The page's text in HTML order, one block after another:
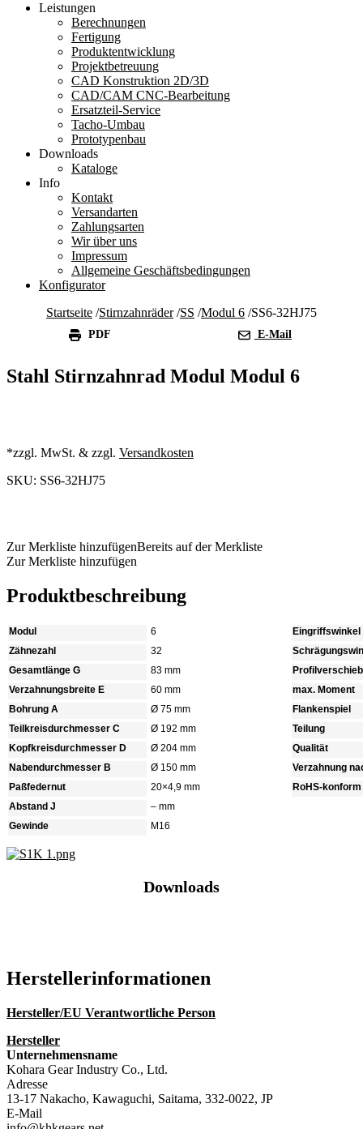
Leistungen
Berechnungen
Fertigung
Produktentwicklung
Projektbetreuung
CAD Konstruktion 2D/3D
CAD/CAM CNC-Bearbeitung
Ersatzteil-Service
Tacho-Umbau
Prototypenbau
Downloads
Kataloge
Info
Kontakt
Versandarten
Zahlungsarten
Wir über uns
Impressum
Allgemeine Geschäftsbedingungen
Konfigurator
Startseite /Stirnzahnräder/SS /Modul 6 /SS6-32HJ75
PDF E-Mail
Stahl Stirnzahnrad Modul Modul 6
*zzgl. MwSt. & zzgl. Versandkosten
SKU: SS6-32HJ75
Zur Merkliste hinzufügenBereits auf der Merkliste
Zur Merkliste hinzufügen
Produktbeschreibung
Modul
6
Zähnezahl
32
Gesamtlänge G
83 mm
Verzahnungsbreite E
60 mm
Bohrung A
Ø 75 mm
Teilkreisdurchmesser C
Ø 192 mm
Kopfkreisdurchmesser D
Ø 204 mm
Nabendurchmesser B
Ø 150 mm
Paßfedernut
20×4,9 mm
Abstand J
– mm
Gewinde
M16
Eingriffswinkel
max. Moment
Flankenspiel
Teilung
Qualität
Verzahnung
RoHS-konform
Downloads
Hersteller­informationen
Hersteller/EU Verantwortliche Person
Hersteller
Unternehmensname
Kohara Gear Industry Co., Ltd.
Adresse
13-17 Nakacho, Kawaguchi, Saitama, 332-0022, JP
E-Mail